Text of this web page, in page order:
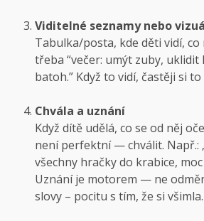
Viditelné seznamy nebo
Tabulka/posta, kde děti vidí,
třeba “večer: umýt zuby,
batoh.” Když to vidí, častěji si
Chvála a uznání
Když dítě udělá, co se od něj
není perfektní — chválit. Např.:
všechny hračky do krabice,
Uznání je motorem — ne
slovy – pocitu s tím, že si všimla.